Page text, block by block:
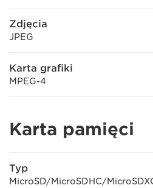
Zdjęcia
JPEG
Karta grafiki
MPEG-4
Karta pamięci
Typ
MicroSD/MicroSDHC/